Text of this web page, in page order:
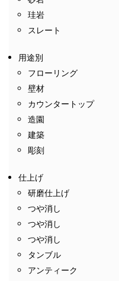
珪岩
スレート
用途別
フローリング
壁材
カウンタートップ
造園
建築
彫刻
仕上げ
研磨仕上げ
つや消し
つや消し
つや消し
タンブル
アンティーク